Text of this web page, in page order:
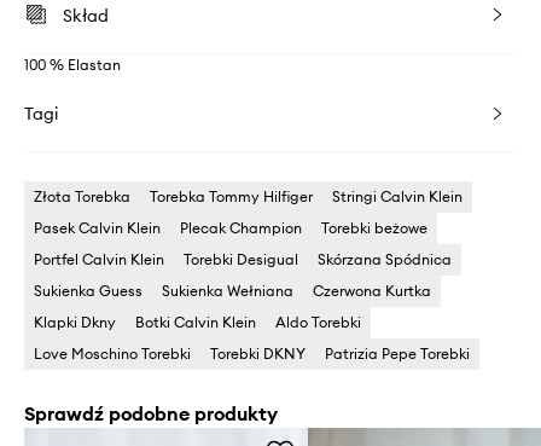
Skład
100 % Elastan
Tagi
Złota Torebka Torebka Tommy Hilfiger
Stringi Calvin Klein
Pasek Calvin Klein
Plecak Champion
Torebki beżowe
Portfel Calvin Klein
Torebki Desigual
Skórzana Spódnica
Sukienka Guess
Sukienka Wełniana
Czerwona Kurtka
Klapki Dkny
Botki Calvin Klein
Aldo Torebki
Love Moschino Torebki
Torebki DKNY Patrizia Pepe Torebki
Sprawdź podobne produkty